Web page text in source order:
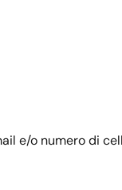
e/o numero di